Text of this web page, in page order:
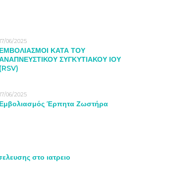
06/2025
ΕΜΒΟΛΙΑΣΜΟΙ ΚΑΤΑ ΤΟΥ
ΣΥΓΚΥΤΙΑΚΟΥ ΙΟΥ
(RSV)
06/2025
Εμβολιασμός Έρπητα Ζωστήρα
στο ιατρειο